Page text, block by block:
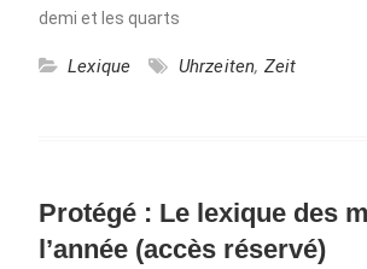
demi et les quarts
Lexique Uhrzeiten, Zeit
Protégé : Le lexique des
l’année (accès réservé)